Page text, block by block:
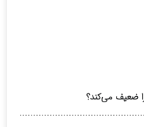
ضعیف می‌کند؟